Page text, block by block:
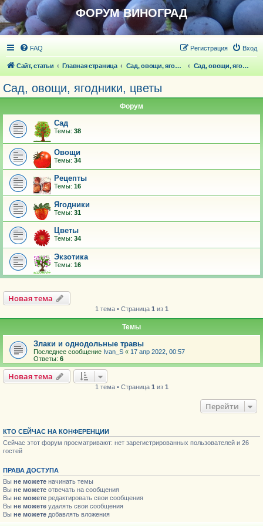
ФОРУМ ВИНОГРАД
FAQ Вход
Регистрация
Сайт, статьи Главная страница Сад, овощи, ягодники, цветы, беседка Сад, овощи, ягодники, цветы
Сад, овощи, ягодники, цветы
Форум
Сад
Темы: 38
Овощи
Темы: 34
Рецепты
Темы: 16
Ягодники
Темы: 31
Цветы
Темы: 34
Экзотика
Темы: 16
Новая тема
1 тема • Страница 1 из 1
Темы
Злаки и однодольные травы
Последнее сообщение Ivan_S « 17 апр 2022, 00:57
Ответы: 6
Новая тема
1 тема • Страница 1 из 1
Перейти
КТО СЕЙЧАС НА КОНФЕРЕНЦИИ
Сейчас этот форум просматривают: нет зарегистрированных пользователей и 26
гостей
ПРАВА ДОСТУПА
Вы не можете начинать темы
Вы не можете отвечать на сообщения
Вы не можете редактировать свои сообщения
Вы не можете удалять свои сообщения
Вы не можете добавлять вложения